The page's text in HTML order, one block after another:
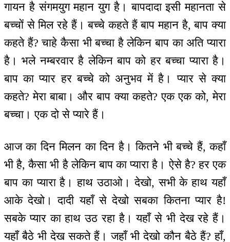
गायन है संगमयुग महान युग है। बापदादा इसी महानता से
बच्चों से मिल रहे हैं। बच्चे कहते हैं बाप महान है, बाप क्या
कहते हैं? चाहे कैसा भी बच्चा है लेकिन बाप का अति प्यारा
है। भले नम्बरवार है लेकिन बाप को हर बच्चा प्यारा है।
बाप का प्यार हर बच्चे को अनुभव में है। प्यार से क्या
कहते? मेरा बाबा। और बाप क्या कहते? एक एक को, मेरा
बच्चा। एक दो से प्यारे हैं।
आज का दिन मिलन का दिन है। कितने भी बच्चे हैं, कहाँ
भी है, कैसा भी है लेकिन बाप का प्यारा है। ऐसे है? हर एक
बाप का प्यारा है। हाथ उठाओ। देखो, सभी के हाथ यहाँ
आके देखो। दादी यहाँ से देखो सबका कितना प्यार है!
सबके प्यार का हाथ उठ रहा है। यहाँ से भी देख रहे हैं।
यहाँ बैठे भी देख सकते हैं। जहाँ भी देखो कौन बैठे हैं? हाँ,